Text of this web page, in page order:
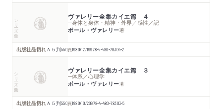
シリーズ・全集 ヴァレリー全集カイエ篇 ４
─身体と身体・精神・外界／感性／記
ポール・ヴァレリー著
出版社品切れＡ５判550頁1980/12/19978-4-480-78304-2
シリーズ・全集 ヴァレリー全集カイエ篇 ３
─体系／心理学
ポール・ヴァレリー著
出版社品切れＡ５判550頁1980/10/20978-4-480-78303-5